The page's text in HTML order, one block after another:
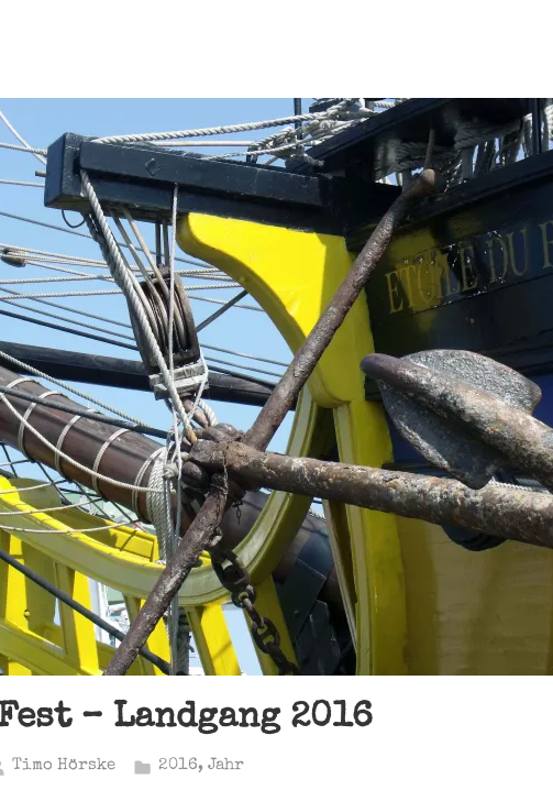
– Landgang 2016
Timo Hörske 2016, Jahr